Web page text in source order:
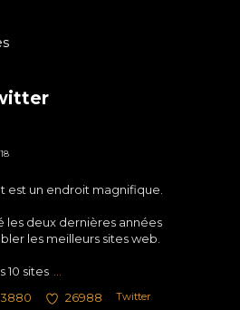
est un endroit magnifique.
les deux dernières années
les meilleurs sites web.
10 sites
3880 26988 Twitter